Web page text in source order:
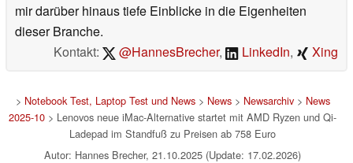
mir darüber hinaus tiefe Einblicke in die Eigenheiten
dieser Branche.
Kontakt:
@HannesBrecher, LinkedIn, Xing
> Notebook Test, Laptop Test und News> News> Newsarchiv> News
2025-10 > Lenovos neue iMac-Alternative startet mit AMD Ryzen und Qi-
Ladepad im Standfuß zu Preisen ab 758 Euro
Autor: Hannes Brecher, 21.10.2025 (Update: 17.02.2026)